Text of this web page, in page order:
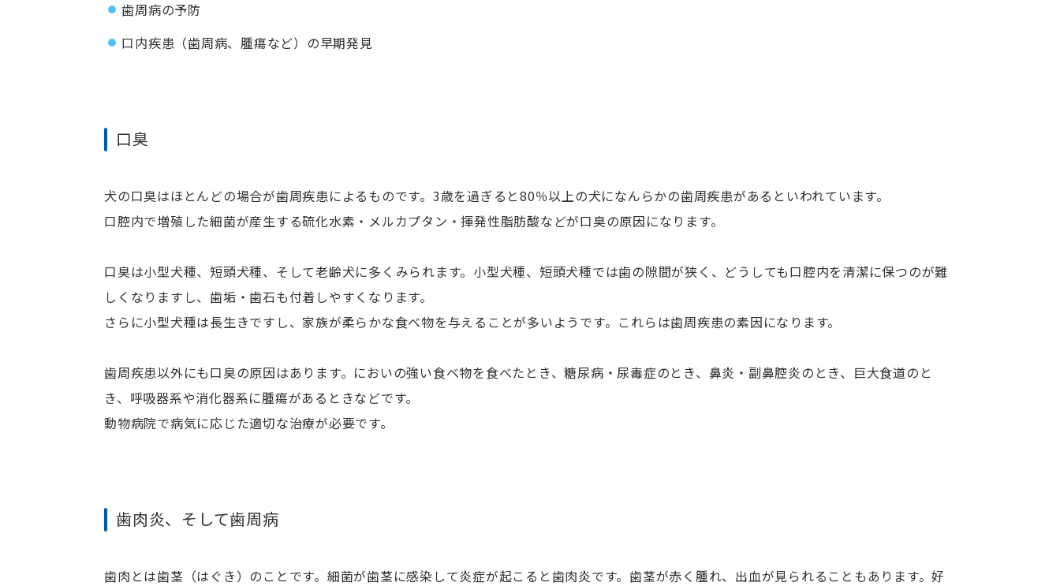
歯周病の予防
口内疾患（歯周病、腫瘍など）の早期発見
口臭
犬の口臭はほとんどの場合が歯周疾患によるものです。3歳を過ぎると80％以上の犬になんらかの歯周疾患があるといわれています。
口腔内で増殖した細菌が産生する硫化水素・メルカプタン・揮発性脂肪酸などが口臭の原因になります。
口臭は小型犬種、短頭犬種、そして老齢犬に多くみられます。小型犬種、短頭犬種では歯の隙間が狭く、どうしても口腔内を清潔に保つのが難
しくなりますし、歯垢・歯石も付着しやすくなります。
さらに小型犬種は長生きですし、家族が柔らかな食べ物を与えることが多いようです。これらは歯周疾患の素因になります。
歯周疾患以外にも口臭の原因はあります。においの強い食べ物を食べたとき、糖尿病・尿毒症のとき、鼻炎・副鼻腔炎のとき、巨大食道のと
き、呼吸器系や消化器系に腫瘍があるときなどです。
動物病院で病気に応じた適切な治療が必要です。
歯肉炎、そして歯周病
歯肉とは歯茎（はぐき）のことです。細菌が歯茎に感染して炎症が起こると歯肉炎です。歯茎が赤く腫れ、出血が見られることもあります。好